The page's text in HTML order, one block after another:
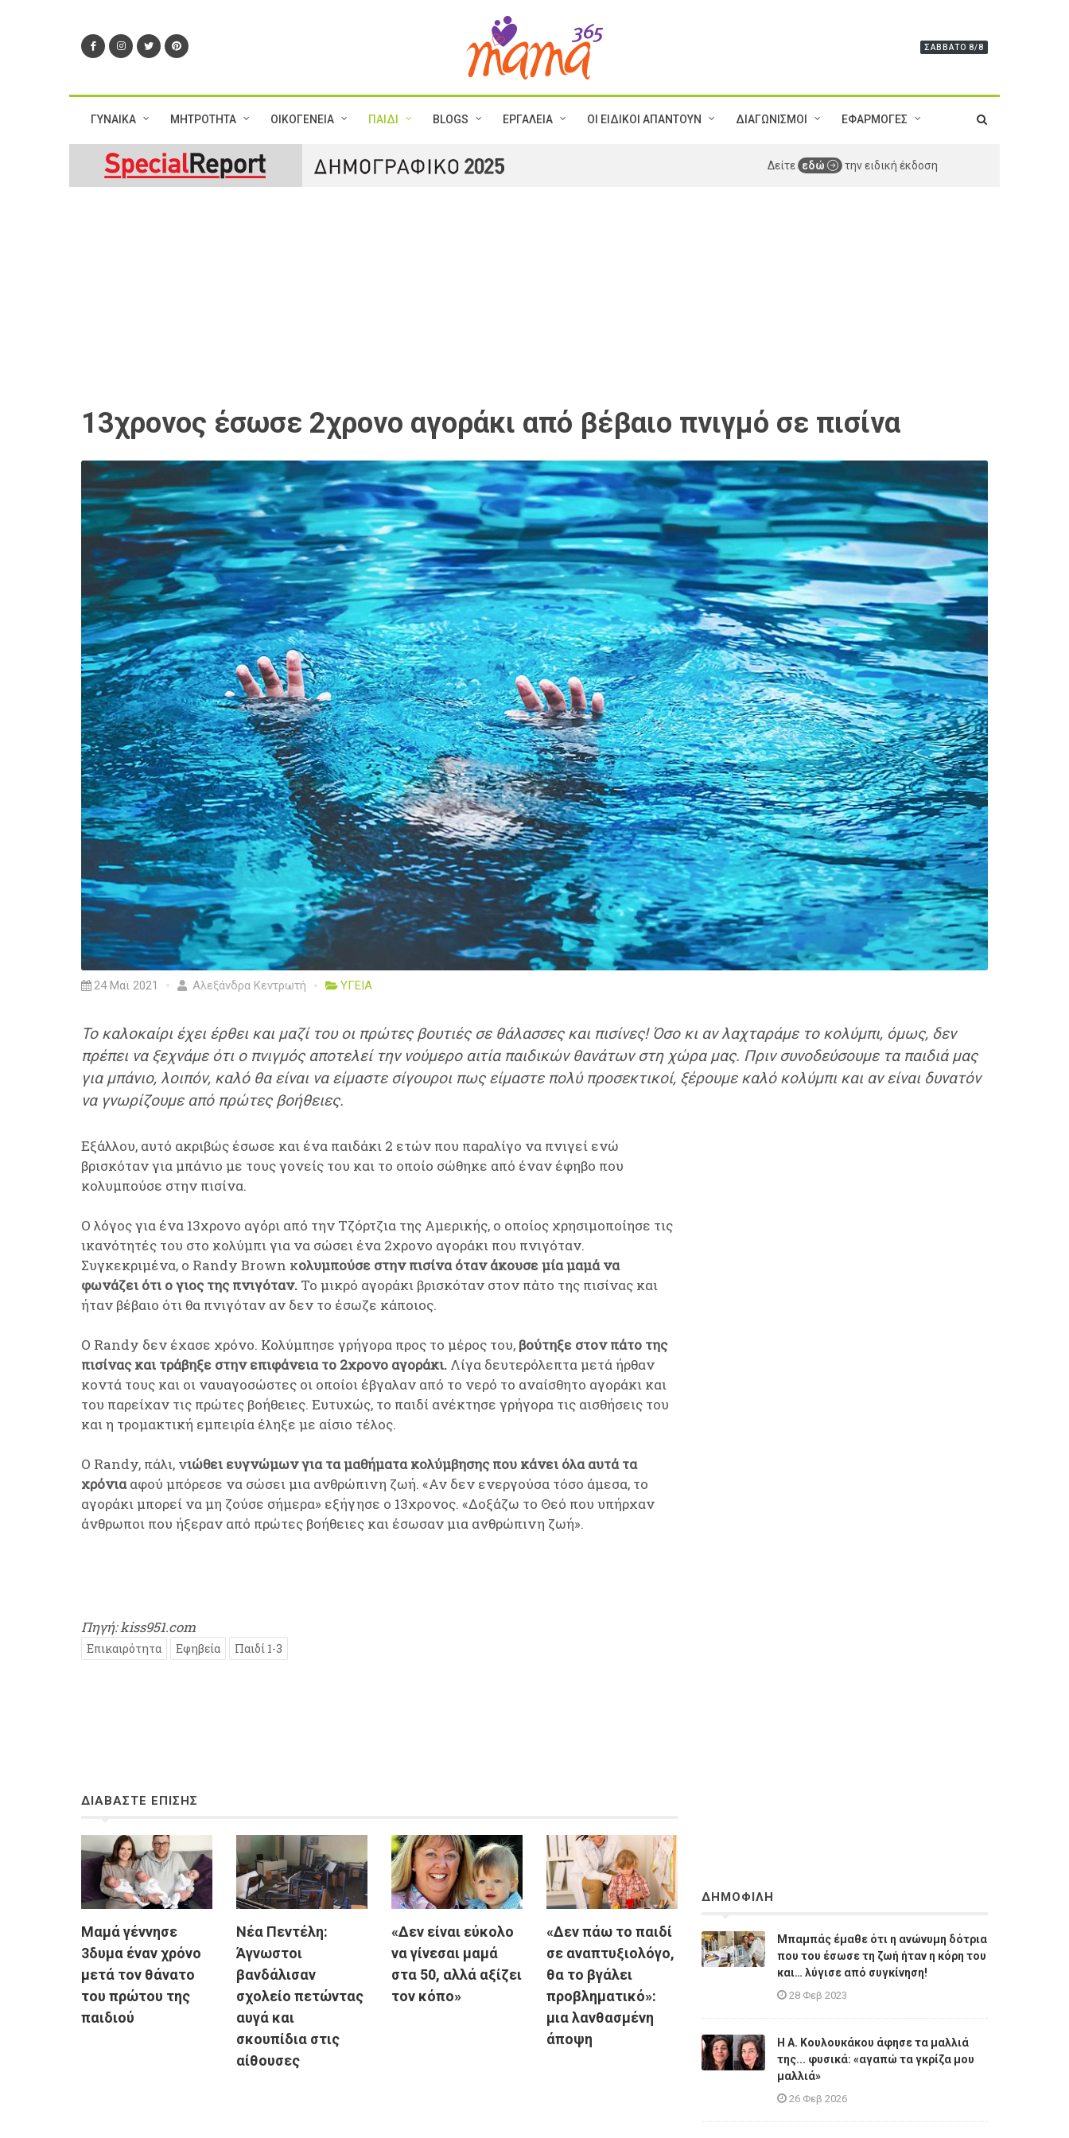
ΣΆΒΒΑΤΟ 8/8
ΓΥΝΑΙΚΑ ΜΗΤΡΟΤΗΤΑ ΟΙΚΟΓΕΝΕΙΑ ΠΑΙΔΙ BLOGS ΕΡΓΑΛΕΙΑ ΟΙ ΕΙΔΙΚΟΙ ΑΠΑΝΤΟΥΝ ΔΙΑΓΩΝΙΣΜΟΙ ΕΦΑΡΜΟΓΕΣ
Δείτε εδώ την ειδική έκδοση
13χρονος έσωσε 2χρονο αγοράκι από βέβαιο πνιγμό σε πισίνα
24 Μαϊ 2021 Αλεξάνδρα Κεντρωτή ΥΓΕΙΑ
Το καλοκαίρι έχει έρθει και μαζί του οι πρώτες βουτιές σε θάλασσες και πισίνες! Όσο κι αν λαχταράμε το κολύμπι, όμως, δεν
πρέπει να ξεχνάμε ότι ο πνιγμός αποτελεί την νούμερο αιτία παιδικών θανάτων στη χώρα μας. Πριν συνοδεύσουμε τα παιδιά μας
για μπάνιο, λοιπόν, καλό θα είναι να είμαστε σίγουροι πως είμαστε πολύ προσεκτικοί, ξέρουμε καλό κολύμπι και αν είναι δυνατόν
να γνωρίζουμε από πρώτες βοήθειες.
Εξάλλου, αυτό ακριβώς έσωσε και ένα παιδάκι 2 ετών που παραλίγο να πνιγεί ενώ
βρισκόταν για μπάνιο με τους γονείς του και το οποίο σώθηκε από έναν έφηβο που
κολυμπούσε στην πισίνα.
Ο λόγος για ένα 13χρονο αγόρι από την Τζόρτζια της Αμερικής, ο οποίος χρησιμοποίησε τις
ικανότητές του στο κολύμπι για να σώσει ένα 2χρονο αγοράκι που πνιγόταν.
Συγκεκριμένα, ο Randy Brown κολυμπούσε στην πισίνα όταν άκουσε μία μαμά να
φωνάζει ότι ο γιος της πνιγόταν. Το μικρό αγοράκι βρισκόταν στον πάτο της πισίνας και
ήταν βέβαιο ότι θα πνιγόταν αν δεν το έσωζε κάποιος.
Ο Randy δεν έχασε χρόνο. Κολύμπησε γρήγορα προς το μέρος του, βούτηξε στον πάτο της
πισίνας και τράβηξε στην επιφάνεια το 2χρονο αγοράκι. Λίγα δευτερόλεπτα μετά ήρθαν
κοντά τους και οι ναυαγοσώστες οι οποίοι έβγαλαν από το νερό το αναίσθητο αγοράκι και
του παρείχαν τις πρώτες βοήθειες. Ευτυχώς, το παιδί ανέκτησε γρήγορα τις αισθήσεις του
και η τρομακτική εμπειρία έληξε με αίσιο τέλος.
Ο Randy, πάλι, νιώθει ευγνώμων για τα μαθήματα κολύμβησης που κάνει όλα αυτά τα
χρόνιααφού μπόρεσε να σώσει μια ανθρώπινη ζωή. «Αν δεν ενεργούσα τόσο άμεσα, το
αγοράκι μπορεί να μη ζούσε σήμερα» εξήγησε ο 13χρονος. «Δοξάζω το Θεό που υπήρχαν
άνθρωποι που ήξεραν από πρώτες βοήθειες και έσωσαν μια ανθρώπινη ζωή».
Πηγή: kiss951.com
Επικαιρότητα Εφηβεία Παιδί 1-3
ΔΙΑΒΑΣΤΕ ΕΠΙΣΗΣ
Μαμά γέννησε
3δυμα έναν χρόνο
μετά τον θάνατο
του πρώτου της
παιδιού
Νέα Πεντέλη:
Άγνωστοι
βανδάλισαν
σχολείο πετώντας
αυγά και
σκουπίδια στις
αίθουσες
«Δεν είναι εύκολο
να γίνεσαι μαμά
στα 50, αλλά αξίζει
τον κόπο»
«Δεν πάω το παιδί
σε αναπτυξιολόγο,
θα το βγάλει
προβληματικό»:
μια λανθασμένη
άποψη
ΔΗΜΟΦΙΛΗ
Μπαμπάς έμαθε ότι η ανώνυμη δότρια
που του έσωσε τη ζωή ήταν η κόρη του
και… λύγισε από συγκίνηση!
28 Φεβ 2023
Η A. Κουλουκάκου άφησε τα μαλλιά
της... φυσικά: «αγαπώ τα γκρίζα μου
μαλλιά»
26 Φεβ 2026